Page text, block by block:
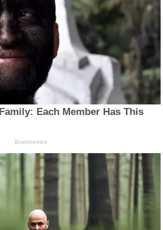
Each Member Has This
Brainberries